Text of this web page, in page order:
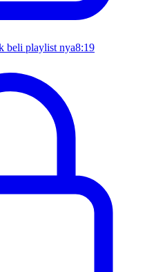
beli playlist nya8:19